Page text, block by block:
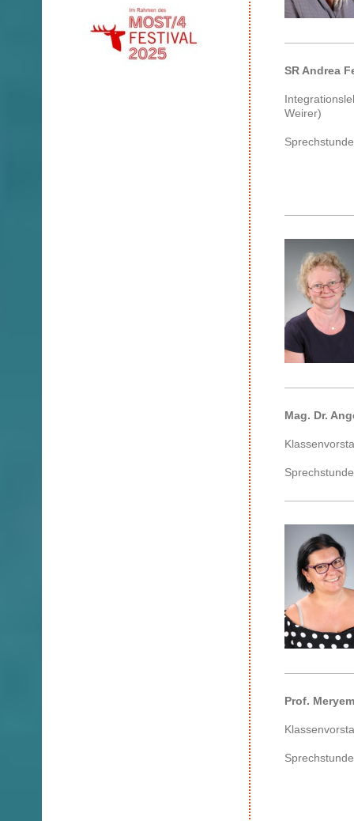
SR Andrea
Weirer)
Mag. Dr.
Prof.